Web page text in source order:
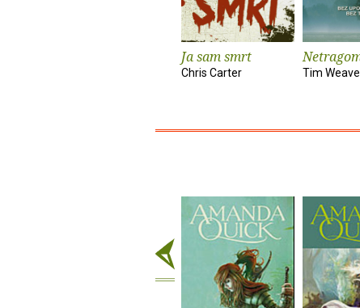
Ja sam smrt
Chris Carter Tim